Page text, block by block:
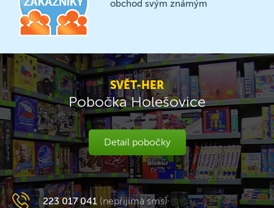
obchod svým známým
SVĚT-HER
Pobočka Holešovice
Detail pobočky
223 017 041 (nepřijímá sms)